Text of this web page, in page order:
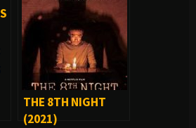
THE 8TH NIGHT
(2021)